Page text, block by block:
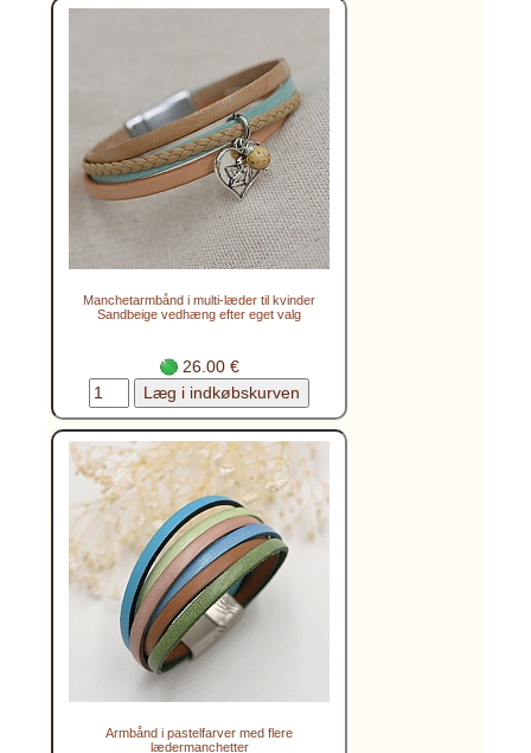
Manchetarmbånd i multi-læder til kvinder
Sandbeige vedhæng efter eget valg
26.00 €
Armbånd i pastelfarver med flere
lædermanchetter